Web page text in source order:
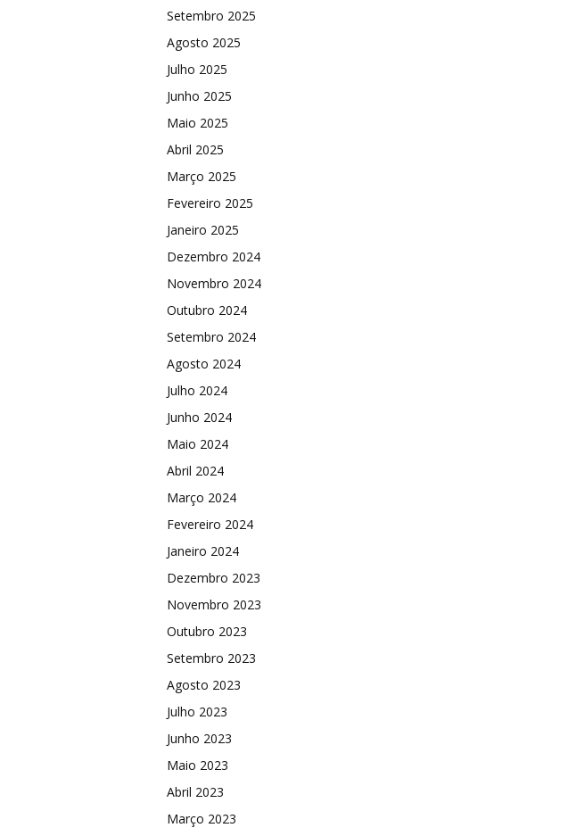
Setembro 2025
Agosto 2025
Julho 2025
Junho 2025
Maio 2025
Abril 2025
Março 2025
Fevereiro 2025
Janeiro 2025
Dezembro 2024
Novembro 2024
Outubro 2024
Setembro 2024
Agosto 2024
Julho 2024
Junho 2024
Maio 2024
Abril 2024
Março 2024
Fevereiro 2024
Janeiro 2024
Dezembro 2023
Novembro 2023
Outubro 2023
Setembro 2023
Agosto 2023
Julho 2023
Junho 2023
Maio 2023
Abril 2023
Março 2023